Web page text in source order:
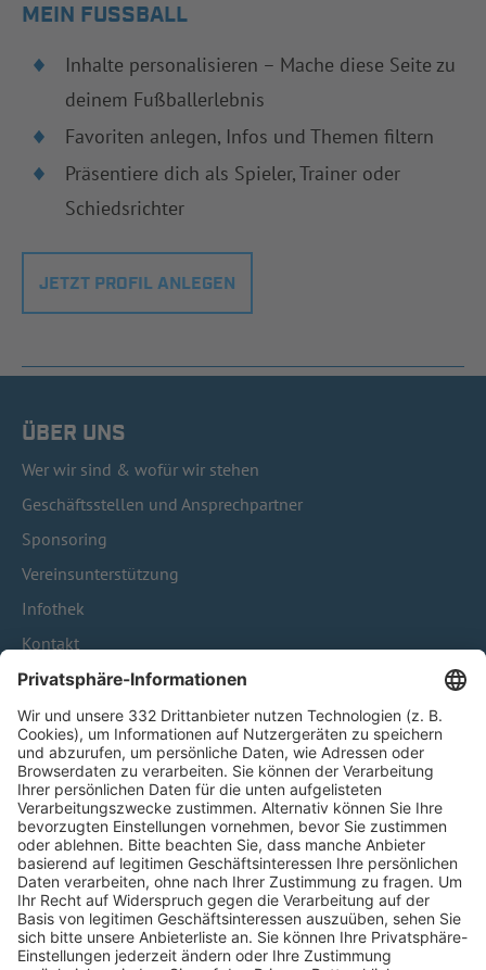
MEIN FUSSBALL
Inhalte personalisieren – Mache diese Seite zu
deinem Fußballerlebnis
Favoriten anlegen, Infos und Themen filtern
Präsentiere dich als Spieler, Trainer oder
Schiedsrichter
JETZT PROFIL ANLEGEN
ÜBER UNS
Wer wir sind & wofür wir stehen
Geschäftsstellen und Ansprechpartner
Sponsoring
Vereinsunterstützung
Infothek
Kontakt
HÄUFIG BESUCHTE SEITEN
Pässe und Vereinswechsel
Trainerausbildung
Schulungsangebot Vereinsmitarbeiter
BFV-Geschäftsstellen
Trainerbörse
Login SpielPlus